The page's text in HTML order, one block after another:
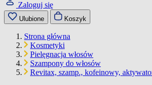
Zaloguj się
Ulubione Koszyk
Strona główna
Kosmetyki
Pielęgnacja włosów
Szampony do włosów
Revitax, szamp., kofeinowy,